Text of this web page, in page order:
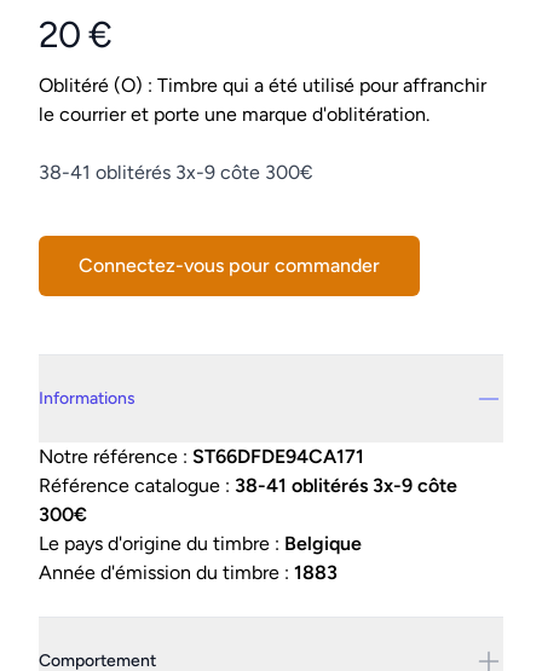
Product information
20 €
Conditions
Oblitéré (O) : Timbre qui a été utilisé pour affranchir
le courrier et porte une marque d'oblitération.
Description
38-41 oblitérés 3x-9 côte 300€
Connectez-vous pour commander
Informations
Notre référence : ST66DFDE94CA171
Référence catalogue : 38-41 oblitérés 3x-9 côte
300€
Le pays d'origine du timbre : Belgique
Année d'émission du timbre : 1883
Comportement